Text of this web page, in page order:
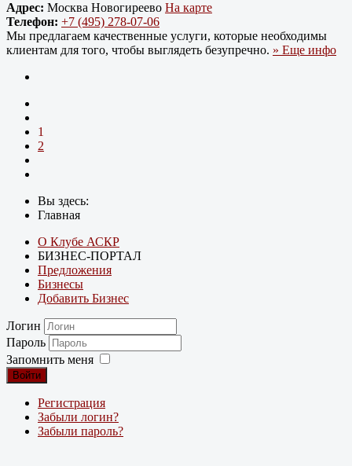
Адрес: Москва Новогиреево На карте
Телефон: +7 (495) 278-07-06
Мы предлагаем качественные услуги, которые необходимы
клиентам для того, чтобы выглядеть безупречно. » Еще инфо
1
2
Вы здесь:
Главная
О Клубе АСКР
БИЗНЕС-ПОРТАЛ
Предложения
Бизнесы
Добавить Бизнес
Логин
Пароль
Запомнить меня
Войти
Регистрация
Забыли логин?
Забыли пароль?